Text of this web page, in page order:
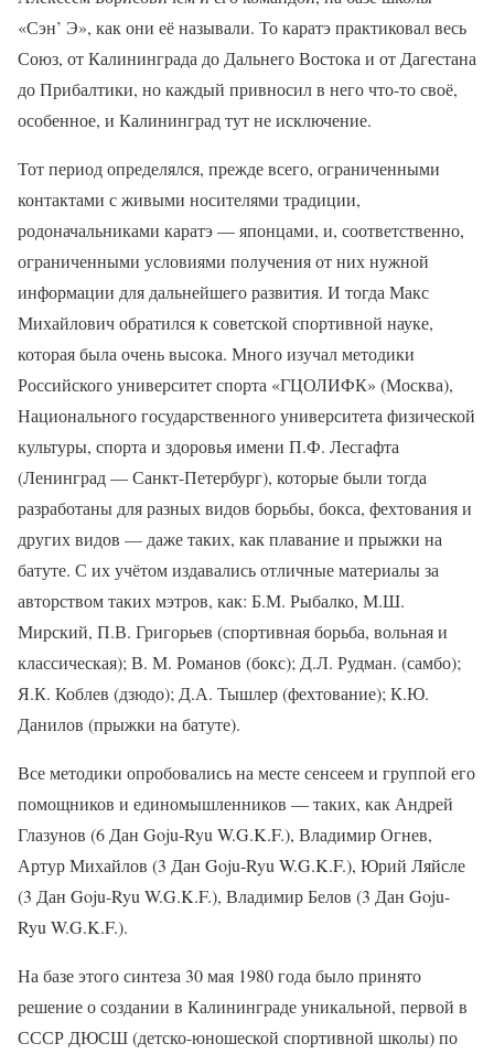
«Сэн’ Э», как они её называли. То каратэ практиковал весь
Союз, от Калининграда до Дальнего Востока и от Дагестана
до Прибалтики, но каждый привносил в него что-то своё,
особенное, и Калининград тут не исключение.
Тот период определялся, прежде всего, ограниченными
контактами с живыми носителями традиции,
родоначальниками каратэ — японцами, и, соответственно,
ограниченными условиями получения от них нужной
информации для дальнейшего развития. И тогда Макс
Михайлович обратился к советской спортивной науке,
которая была очень высока. Много изучал методики
Российского университет спорта «ГЦОЛИФК» (Москва),
Национального государственного университета физической
культуры, спорта и здоровья имени П.Ф. Лесгафта
(Ленинград — Санкт-Петербург), которые были тогда
разработаны для разных видов борьбы, бокса, фехтования и
других видов — даже таких, как плавание и прыжки на
батуте. С их учётом издавались отличные материалы за
авторством таких мэтров, как: Б.М. Рыбалко, М.Ш.
Мирский, П.В. Григорьев (спортивная борьба, вольная и
классическая); В. М. Романов (бокс); Д.Л. Рудман. (самбо);
Я.К. Коблев (дзюдо); Д.А. Тышлер (фехтование); К.Ю.
Данилов (прыжки на батуте).
Все методики опробовались на месте сенсеем и группой его
помощников и единомышленников — таких, как Андрей
Глазунов (6 Дан Goju-Ryu W.G.K.F.), Владимир Огнев,
Артур Михайлов (3 Дан Goju-Ryu W.G.K.F.), Юрий Ляйсле
(3 Дан Goju-Ryu W.G.K.F.), Владимир Белов (3 Дан Goju-
Ryu W.G.K.F.).
На базе этого синтеза 30 мая 1980 года было принято
решение о создании в Калининграде уникальной, первой в
СССР ДЮСШ (детско-юношеской спортивной школы) по